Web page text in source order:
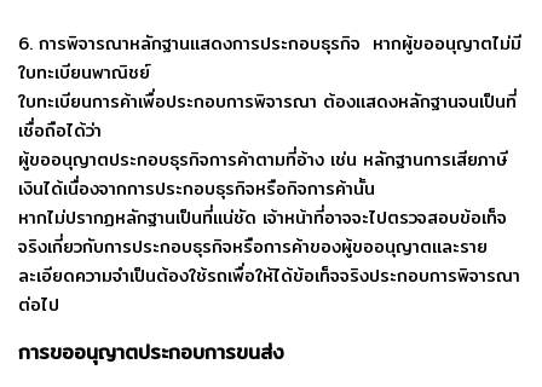
6. การพิจารณาหลักฐานแสดงการประกอบธุรกิจ หากผู้ขออนุญาตไม่มี
ใบทะเบียนพาณิชย์
ใบทะเบียนการค้าเพื่อประกอบการพิจารณา ต้องแสดงหลักฐานจนเป็นที่
เชื่อถือได้ว่า
ผู้ขออนุญาตประกอบธุรกิจการค้าตามที่อ้าง เช่น หลักฐานการเสียภาษี
เงินได้เนื่องจากการประกอบธุรกิจหรือกิจการค้านั้น
หากไม่ปรากฏหลักฐานเป็นที่แน่ชัด เจ้าหน้าที่อาจจะไปตรวจสอบข้อเท็จ
จริงเกี่ยวกับการประกอบธุรกิจหรือการค้าของผู้ขออนุญาตและราย
ละเอียดความจำเป็นต้องใช้รถเพื่อให้ได้ข้อเท็จจริงประกอบการพิจารณา
ต่อไป
การขออนุญาตประกอบการขนส่ง